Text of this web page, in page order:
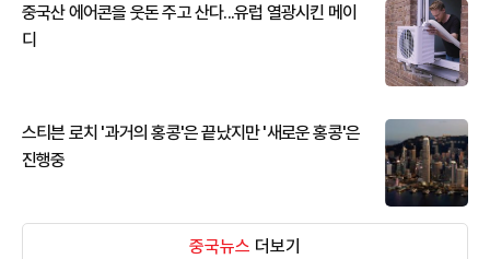
중국산 에어콘을 웃돈 주고 산다...유럽 열광시킨 메이
디
스티븐 로치 '과거의 홍콩'은 끝났지만 '새로운 홍콩'은
진행중
중국뉴스 더보기